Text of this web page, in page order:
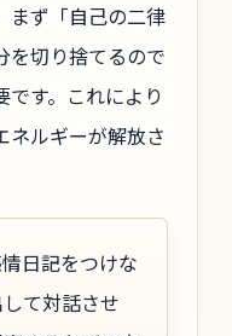
まず「自己の二律
を切り捨てるので
す。これにより
ネルギーが解放さ
日記をつけな
て対話させ